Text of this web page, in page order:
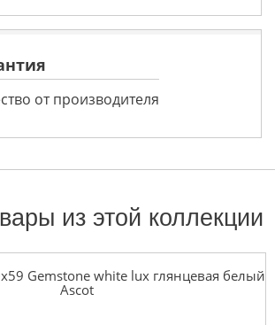
от производителя
из этой коллекции
Gemstone white lux глянцевая белый
Ascot